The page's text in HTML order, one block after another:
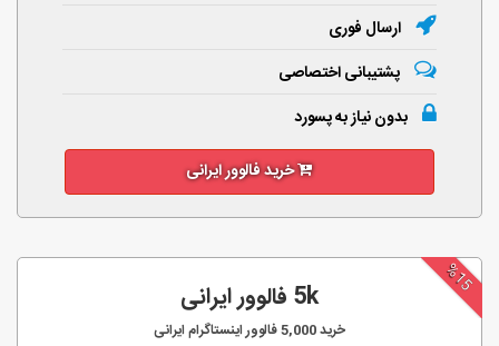
ارسال فوری
پشتیبانی اختصاصی
بدون نیاز به پسورد
خرید فالوور ایرانی
%15
5k فالوور ایرانی
خرید5,000فالوور اینستاگرام ایرانی